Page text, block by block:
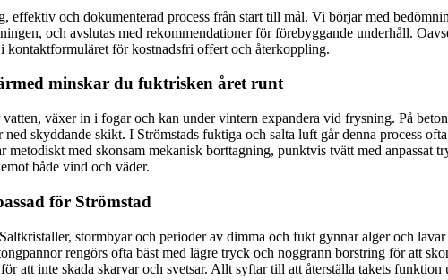
effektiv och dokumenterad process från start till mål. Vi börjar med
och avslutas med rekommendationer för förebyggande underhåll.
för kostnadsfri offert och återkoppling.
minskar du fuktrisken året runt
växer in i fogar och kan under vintern expandera vid frysning. På
skyddande skikt. I Strömstads fuktiga och salta luft går denna process
med skonsam mekanisk borttagning, punktvis tvätt med
både vind och väder.
för Strömstad
stormbyar och perioder av dimma och fukt gynnar alger och
rengörs ofta bäst med lägre tryck och noggrann borstring för att
att inte skada skarvar och svetsar. Allt syftar till att återställa takets funktion